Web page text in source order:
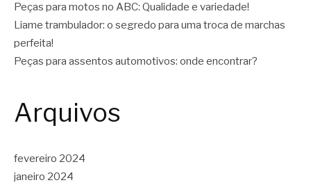
Peças para motos no ABC: Qualidade e variedade!
Liame trambulador: o segredo para uma troca de marchas
perfeita!
Peças para assentos automotivos: onde encontrar?
Arquivos
fevereiro 2024
janeiro 2024